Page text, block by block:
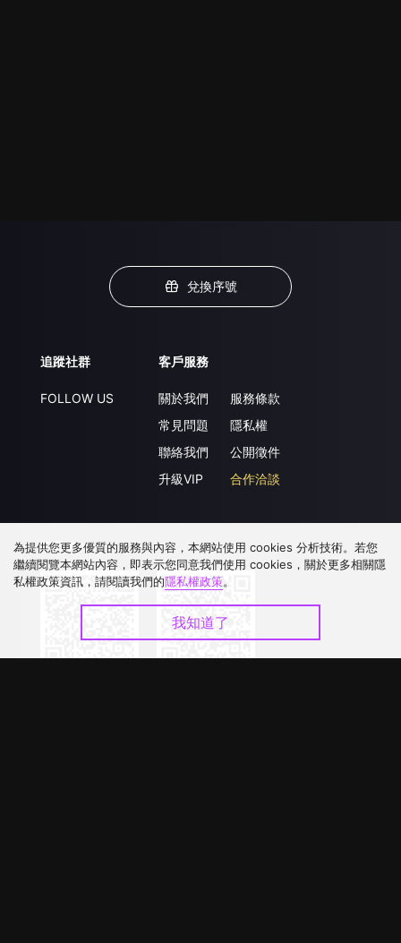
兌換序號
追蹤社群
FOLLOW US
客戶服務
關於我們
常見問題
聯絡我們
升級VIP
服務條款
隱私權
公開徵件
合作洽談
下載 APP
為提供您更多優質的服務與內容，本網站使用 cookies 分析技術。若您
繼續閱覽本網站內容，即表示您同意我們使用 cookies，關於更多相關隱
私權政策資訊，請閱讀我們的隱私權政策。
我知道了